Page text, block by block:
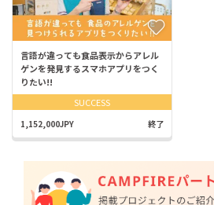
言語が違っても食品表示からアレル
ゲンを発見するスマホアプリをつく
りたい!!
SUCCESS
1,152,000JPY 終了